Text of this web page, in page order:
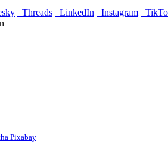
Threads LinkedIn Instagram
Pixabay